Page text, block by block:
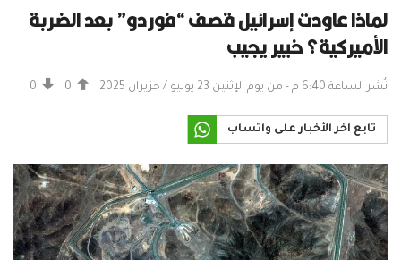
لماذا عاودت إسرائيل قصف “فوردو” بعد الضربة
الأميركية؟ خبير يجيب
نُشر الساعة 6:40 م - من يوم الإثنين 23 يونيو / حزيران 2025 0
0
تابع آخر الأخبار على واتساب